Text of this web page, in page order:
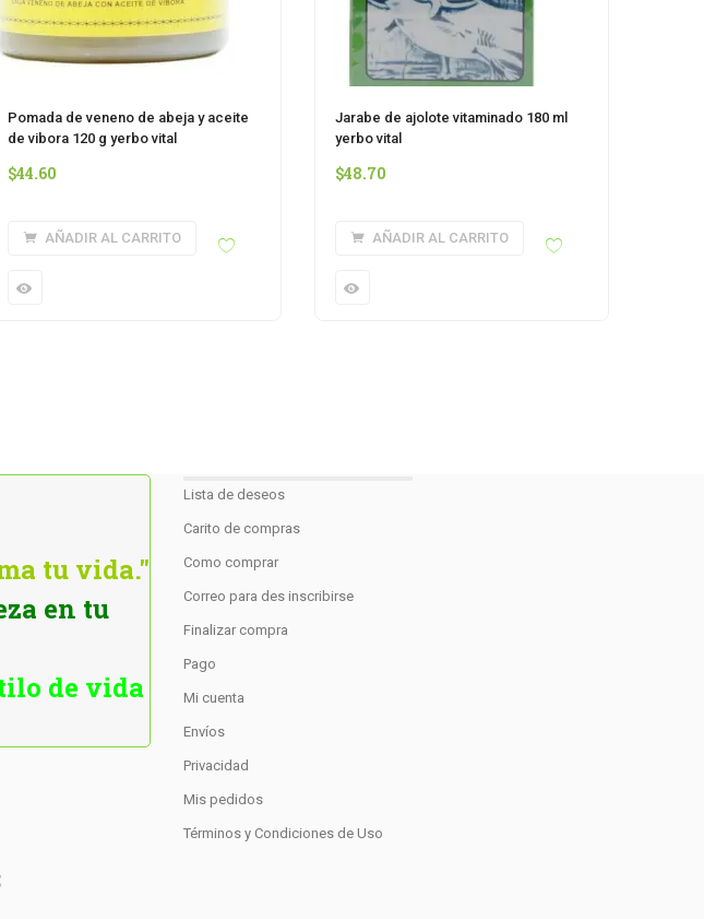
Pomada de veneno de abeja y aceite
de vibora 120 g yerbo vital
$44.60
AÑADIR AL CARRITO
Jarabe de ajolote vitaminado 180 ml
yerbo vital
$48.70
AÑADIR AL CARRITO
tu vida."
en tu
de vida
Lista de deseos
Carito de compras
Como comprar
Correo para des inscribirse
Finalizar compra
Pago
Mi cuenta
Envíos
Privacidad
Mis pedidos
Términos y Condiciones de Uso